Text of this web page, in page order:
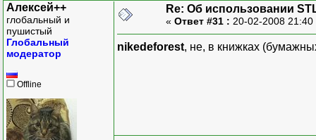
Алексей++
глобальный и
пушистый
Глобальный
модератор
Offline
Re: Об использовании
« Ответ #31 : 20-02-2008
nikedeforest, не, в книжках